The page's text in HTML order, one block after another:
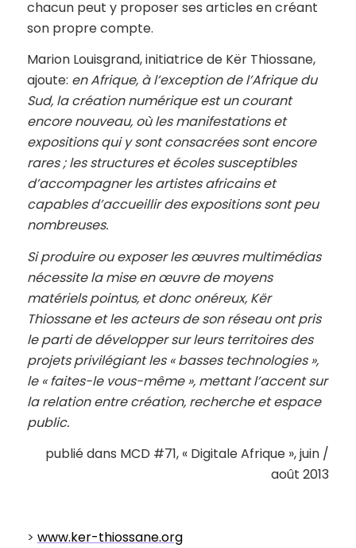
chacun peut y proposer ses articles en créant
son propre compte.
Marion Louisgrand, initiatrice de Kër Thiossane,
ajoute: en Afrique, à l’exception de l’Afrique du
Sud, la création numérique est un courant
encore nouveau, où les manifestations et
expositions qui y sont consacrées sont encore
rares ; les structures et écoles susceptibles
d’accompagner les artistes africains et
capables d’accueillir des expositions sont peu
nombreuses.
Si produire ou exposer les œuvres multimédias
nécessite la mise en œuvre de moyens
matériels pointus, et donc onéreux, Kër
Thiossane et les acteurs de son réseau ont pris
le parti de développersur leurs territoires des
projets privilégiant les « basses technologies »,
le « faites-le vous-même », mettant l’accent sur
la relation entre création, recherche et espace
public.
publié dans MCD #71, « Digitale Afrique », juin /
août 2013
> www.ker-thiossane.org